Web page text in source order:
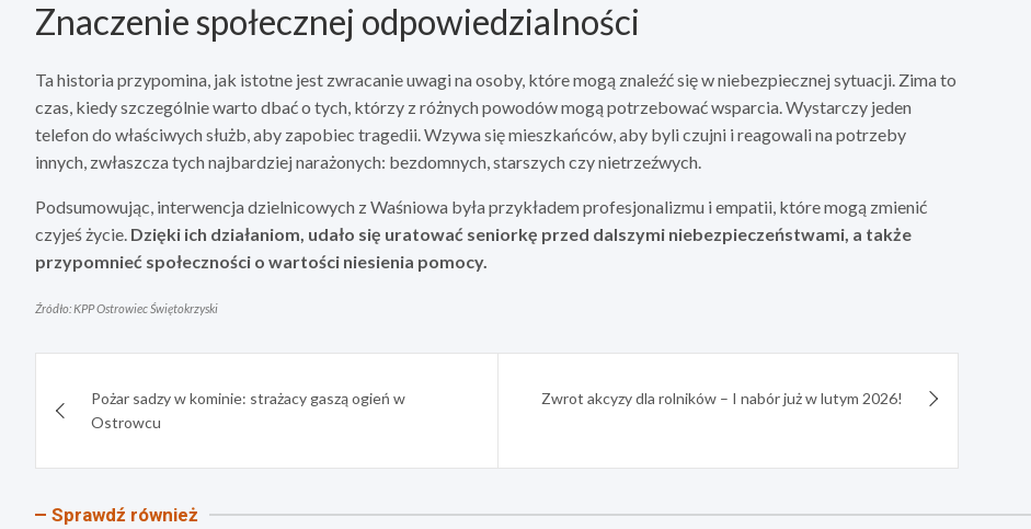
Znaczenie społecznej odpowiedzialności
Ta historia przypomina, jak istotne jest zwracanie uwagi na osoby, które mogą znaleźć się w niebezpiecznej sytuacji. Zima to
czas, kiedy szczególnie warto dbać o tych, którzy z różnych powodów mogą potrzebować wsparcia. Wystarczy jeden
telefon do właściwych służb, aby zapobiec tragedii. Wzywa się mieszkańców, aby byli czujni i reagowali na potrzeby
innych, zwłaszcza tych najbardziej narażonych: bezdomnych, starszych czy nietrzeźwych.
Podsumowując, interwencja dzielnicowych z Waśniowa była przykładem profesjonalizmu i empatii, które mogą zmienić
czyjeś życie. Dzięki ich działaniom, udało się uratować seniorkę przed dalszymi niebezpieczeństwami, a także
przypomnieć społeczności o wartości niesienia pomocy.
Źródło: KPP Ostrowiec Świętokrzyski
wpisuPożar sadzy w kominie: strażacy gaszą ogień w
Ostrowcu
Zwrot akcyzy dla rolników – I nabór już w lutym 2026!
Sprawdź również